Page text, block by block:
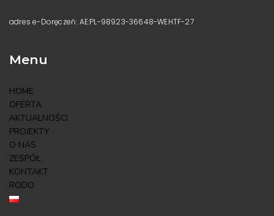
adres e-Doręczeń: AE:PL-98923-36648-WEHTF-27
Menu
HOME
OFERTA
AKTUALNOŚCI
PROJEKTY
O NAS
ZESPÓŁ
KONTAKT
RODO